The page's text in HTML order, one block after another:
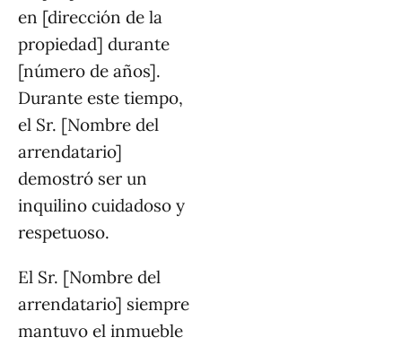
en [dirección de la
propiedad] durante
[número de años].
Durante este tiempo,
el Sr. [Nombre del
arrendatario]
demostró ser un
inquilino cuidadoso y
respetuoso.
El Sr. [Nombre del
arrendatario] siempre
mantuvo el inmueble